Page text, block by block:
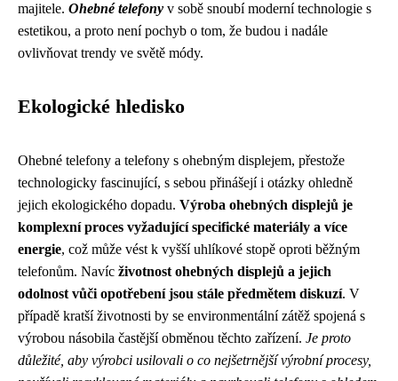
majitele. Ohebné telefony v sobě snoubí moderní technologie s
estetikou, a proto není pochyb o tom, že budou i nadále
ovlivňovat trendy ve světě módy.
Ekologické hledisko
Ohebné telefony a telefony s ohebným displejem, přestože
technologicky fascinující, s sebou přinášejí i otázky ohledně
jejich ekologického dopadu. Výroba ohebných displejů je
komplexní proces vyžadující specifické materiály a více
energie, což může vést k vyšší uhlíkové stopě oproti běžným
telefonům. Navíc životnost ohebných displejů a jejich
odolnost vůči opotřebení jsou stále předmětem diskuzí. V
případě kratší životnosti by se environmentální zátěž spojená s
výrobou násobila častější obměnou těchto zařízení. Je proto
důležité, aby výrobci usilovali o co nejšetrnější výrobní procesy,